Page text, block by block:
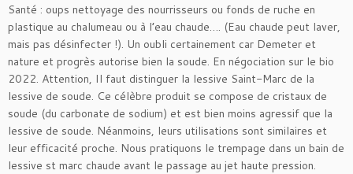
Santé : oups nettoyage des nourrisseurs ou fonds de ruche en
plastique au chalumeau ou à l’eau chaude…. (Eau chaude peut laver,
mais pas désinfecter !). Un oubli certainement car Demeter et
nature et progrès autorise bien la soude. En négociation sur le bio
2022. Attention, Il faut distinguer la lessive Saint-Marc de la
lessive de soude. Ce célèbre produit se compose de cristaux de
soude (du carbonate de sodium) et est bien moins agressif que la
lessive de soude. Néanmoins, leurs utilisations sont similaires et
leur efficacité proche. Nous pratiquons le trempage dans un bain de
lessive st marc chaude avant le passage au jet haute pression.